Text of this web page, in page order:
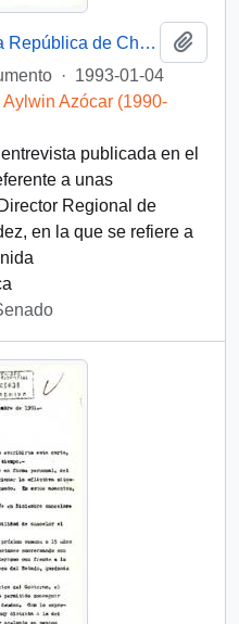
Carta desde el Senado de la República de Chile, del sr. Máximo Pacheco Gómez, dirigida al Excmo. Señor Patricio Aylwin A. Presidente de la República
· 1993-01-04
Azócar (1990-
publicada en el
a unas
Regional de
en la que se refiere a